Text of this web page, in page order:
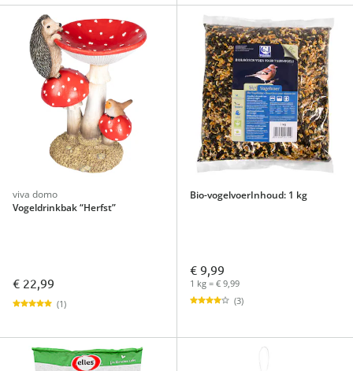
viva domo
Vogeldrinkbak “Herfst”
€ 22,99
(1)
Bio-vogelvoerInhoud: 1 kg
€ 9,99
1 kg = € 9,99
(3)